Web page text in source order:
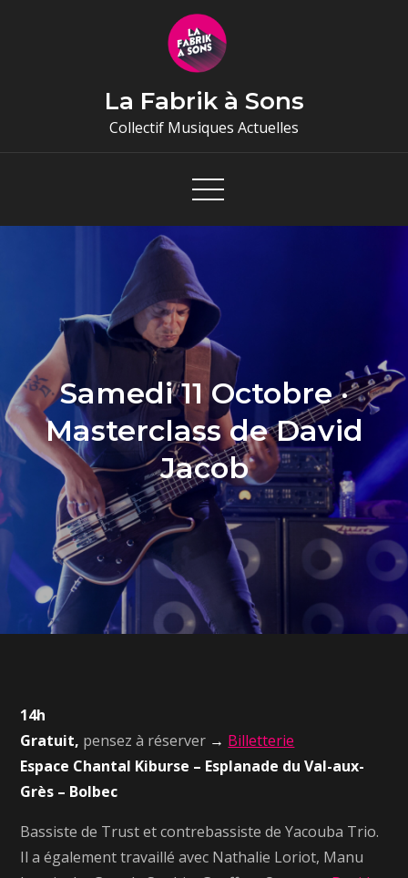
La Fabrik à Sons
Collectif Musiques Actuelles
Samedi 11 Octobre ·
Masterclass de David
Jacob
14h
Gratuit, pensez à réserver → Billetterie
Espace Chantal Kiburse – Esplanade du Val-aux-
Grès – Bolbec
Bassiste de Trust et contrebassiste de Yacouba Trio.
Il a également travaillé avec Nathalie Loriot, Manu